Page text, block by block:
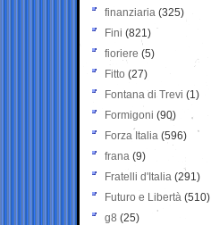
finanziaria (325)
Fini (821)
fioriere (5)
Fitto (27)
Fontana di Trevi (1)
Formigoni (90)
Forza Italia (596)
frana (9)
Fratelli d'Italia (291)
Futuro e Libertà (510)
g8 (25)